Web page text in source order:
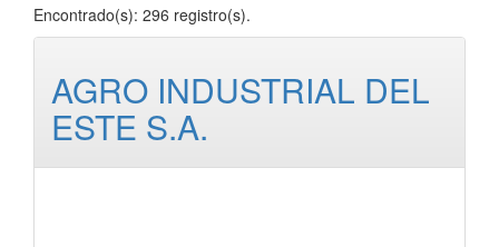
Encontrado(s): 296 registro(s).
AGRO INDUSTRIAL DEL
ESTE S.A.